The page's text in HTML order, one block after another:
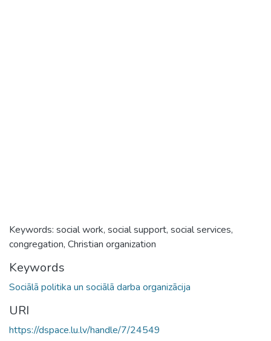
Keywords: social work, social support, social services,
congregation, Christian organization
Keywords
Sociālā politika un sociālā darba organizācija
URI
https://dspace.lu.lv/handle/7/24549